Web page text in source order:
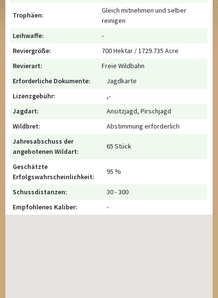
Trophäen:
Gleich mitnehmen und selber
reinigen
Leihwaffe:
-
Reviergröße:
700 Hektar / 1729.735 Acre
Revierart:
Freie Wildbahn
Erforderliche Dokumente:
Jagdkarte
Lizenzgebühr:
,-
Jagdart:
Ansitzjagd, Pirschjagd
Wildbret:
Abstimmung erforderlich
Jahresabschuss der
angebotenen Wildart:
65 Stück
Geschätzte
Erfolgswahrscheinlichkeit:
95 %
Schussdistanzen:
30 - 300
Empfohlenes Kaliber:
-